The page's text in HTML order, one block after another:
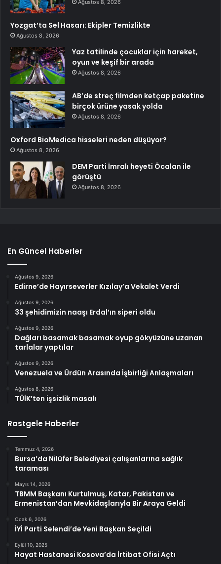
Ağustos 8, 2026
Yozgat’ta Sel Hasarı: Ekipler Temizlikte
Ağustos 8, 2026
Yaz tatilinde çocuklar için hareket,
oyun ve keşif bir arada
Ağustos 8, 2026
AB’de streç filmden ketçap paketine
birçok ürüne yasak yolda
Ağustos 8, 2026
Oxford BioMedica hisseleri neden düşüyor?
Ağustos 8, 2026
DEM Parti İmralı heyeti Öcalan ile
görüştü
Ağustos 8, 2026
En Güncel Haberler
Ağustos 9, 2026
Edirne’de Hayırseverler Kızılay’a Vekalet Verdi
Ağustos 9, 2026
33 şehidimizin naaşı Erdal’ın siperi oldu
Ağustos 9, 2026
Dağları basamak basamak oyup gökyüzüne uzanan
tarlalar yaptılar
Ağustos 9, 2026
Venezuela ve Ürdün Arasında İşbirliği Anlaşmaları
Ağustos 8, 2026
TÜİK’ten işsizlik masalı
Rastgele Haberler
Temmuz 4, 2026
Bursa’da Nilüfer Belediyesi çalışanlarına sağlık
taraması
Mayıs 14, 2026
TBMM Başkanı Kurtulmuş, Katar, Pakistan ve
Ermenistan’dan Mevkidaşlarıyla Bir Araya Geldi
Ocak 6, 2026
İYİ Parti Selendi’de Yeni Başkan Seçildi
Eylül 10, 2025
Hayat Hastanesi Kosova’da İrtibat Ofisi Açtı